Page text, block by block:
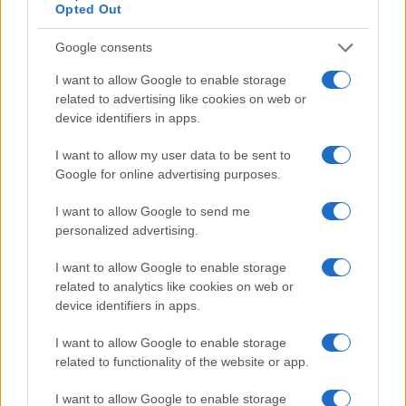
Opted Out
Google consents
I want to allow Google to enable storage
related to advertising like cookies on web or
device identifiers in apps.
I want to allow my user data to be sent to
Google for online advertising purposes.
I want to allow Google to send me
personalized advertising.
I want to allow Google to enable storage
related to analytics like cookies on web or
device identifiers in apps.
I want to allow Google to enable storage
related to functionality of the website or app.
I want to allow Google to enable storage
Martina Agostina Diturco
I nostri cari
I nostri cari
I nostri cari
Giovannimaria Cabras